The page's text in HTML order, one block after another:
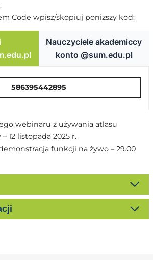
Code wpisz/skopiuj poniższy kod:
Nauczyciele akademiccy
konto @sum.edu.pl
586395442895
webinaru z używania atlasu
12 listopada 2025 r.
funkcji na żywo – 29.00